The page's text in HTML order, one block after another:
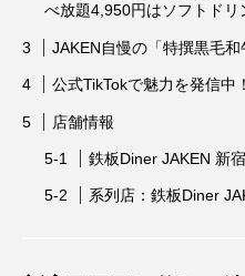
べ放題4,950円はソフトドリ
JAKEN自慢の「特撰黒毛和
公式TikTokで魅力を発信中！
店舗情報
鉄板Diner JAKEN 新
系列店：鉄板Diner